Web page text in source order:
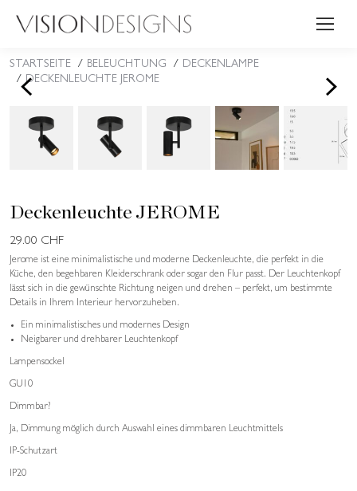
Sie befinden sich hier:
STARTSEITE BELEUCHTUNG
DECKENLAMPE
DECKENLEUCHTE JEROME
< >
Deckenleuchte JEROME
29.00 CHF
Jerome ist eine minimalistische und moderne Deckenleuchte, die perfekt in die
Küche, den begehbaren Kleiderschrank oder sogar den Flur passt. Der Leuchtenkopf
lässt sich in die gewünschte Richtung neigen und drehen – perfekt, um bestimmte
Details in Ihrem Interieur hervorzuheben.
Ein minimalistisches und modernes Design
Neigbarer und drehbarer Leuchtenkopf
Lampensockel
GU10
Dimmbar?
Ja, Dimmung möglich durch Auswahl eines dimmbaren Leuchtmittels
IP-Schutzart
IP20